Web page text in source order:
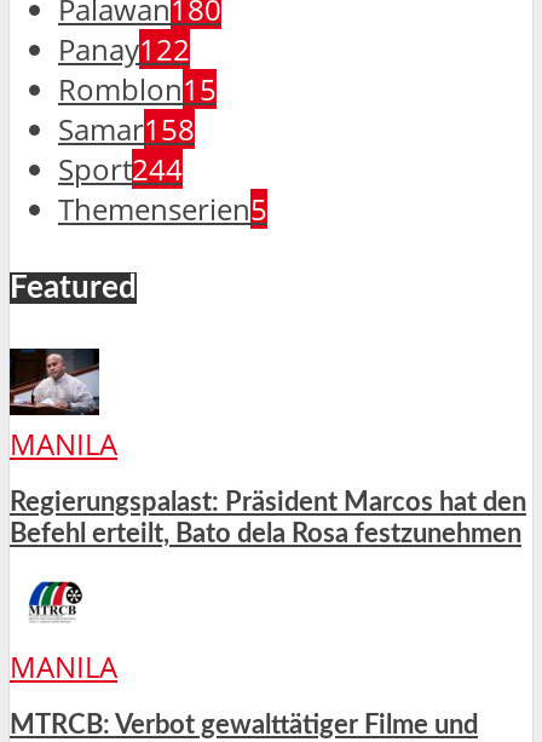
Palawan180
Panay122
Romblon15
Samar158
Sport244
Themenserien5
Featured
MANILA
Regierungspalast: Präsident Marcos hat den
Befehl erteilt, Bato dela Rosa festzunehmen
MANILA
MTRCB: Verbot gewalttätiger Filme und